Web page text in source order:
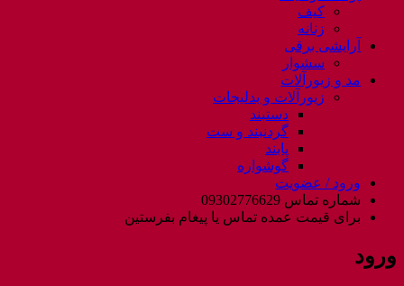
کیف
زنانه
آرایشی برقی
سشوار
مد و زیورآلات
زیورآلات و بدلیجات
دستبند
گردنبند و ست
پابند
گوشواره
ورود / عضویت
شماره تماس 09302776629
برای قیمت عمده تماس یا پیغام بفرستین
ورود